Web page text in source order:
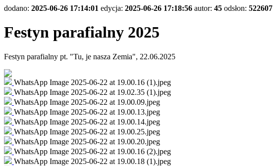
dodano: 2025-06-26 17:14:01 edycja: 2025-06-26 17:18:56 autor: 45 odsłon: 522607
Festyn parafialny 2025
Festyn parafialny pt. "Tu, je nasza Zemia", 22.06.2025
WhatsApp Image 2025-06-22 at 19.00.16 (1).jpeg
WhatsApp Image 2025-06-22 at 19.02.35 (1).jpeg
WhatsApp Image 2025-06-22 at 19.00.09.jpeg
WhatsApp Image 2025-06-22 at 19.00.13.jpeg
WhatsApp Image 2025-06-22 at 19.00.14.jpeg
WhatsApp Image 2025-06-22 at 19.00.25.jpeg
WhatsApp Image 2025-06-22 at 19.00.20.jpeg
WhatsApp Image 2025-06-22 at 19.00.16 (2).jpeg
WhatsApp Image 2025-06-22 at 19.00.18 (1).jpeg